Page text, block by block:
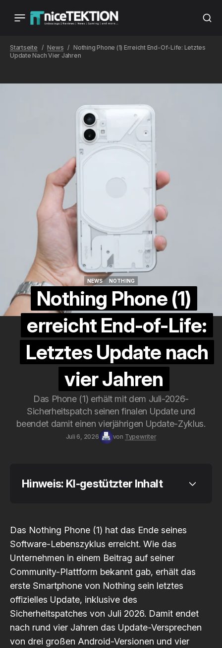
Startseite News
Nothing Phone (1) Erreicht End-Of-Life: Letztes
Update Nach Vier Jahren
NEWS
NOTHING
Nothing Phone (1)
erreicht End-of-Life:
Letztes Update nach
vier Jahren
Das Phone (1) erhält mit dem Juli-2026-
Sicherheitspatch seinen finalen Update und
beendet damit einen vierjährigen Update-Zyklus.
Juli 6, 2026 von Typewriter
Hinweis: KI-gestützter Inhalt
of Conduct
Das Nothing Phone (1) hat das Ende seines
Software-Lebenszyklus erreicht. Wie das
Unternehmen in einem Beitrag auf seiner
Community-Plattform bekannt gab, erhält das
erste Smartphone von Nothing sein letztes
offizielles Update, inklusive des
Sicherheitspatches von Juli 2026. Damit endet
nach rund vier Jahren das Update-Versprechen
von drei großen Android-Versionen und vier